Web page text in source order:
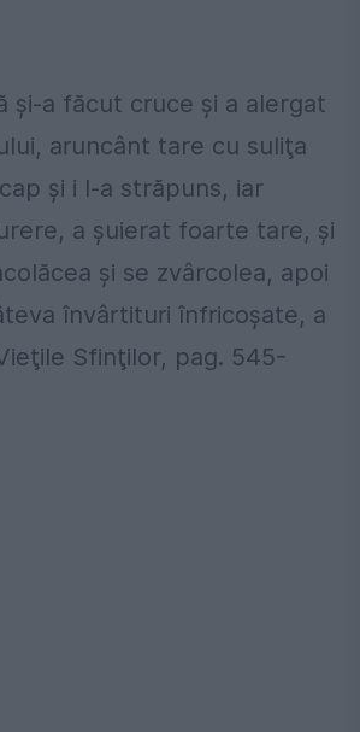
şi-a făcut cruce şi a alergat
aruncânt tare cu suliţa
şi i l-a străpuns, iar
a şuierat foarte tare, şi
şi se zvârcolea, apoi
învârtituri înfricoşate, a
Sfinţilor, pag. 545-